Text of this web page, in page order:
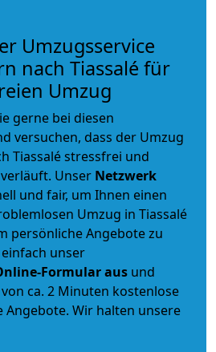
Umzugsservice
nach Tiassalé für
Umzug
gerne bei diesen
versuchen, dass der Umzug
Tiassalé stressfrei und
Unser Netzwerk
und fair, um Ihnen einen
Umzug in Tiassalé
persönliche Angebote zu
unser
Formular aus und
ca. 2 Minuten kostenlose
Wir halten unsere